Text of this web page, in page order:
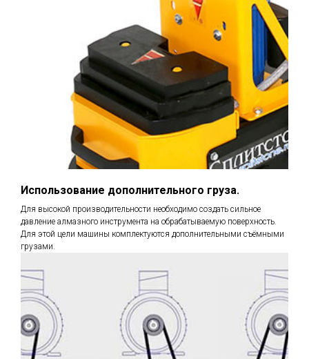
Использование дополнительного груза.
Для высокой производительности необходимо создать сильное
давление алмазного инструмента на обрабатываемую поверхность.
Для этой цели машины комплектуются дополнительными съёмными
грузами.